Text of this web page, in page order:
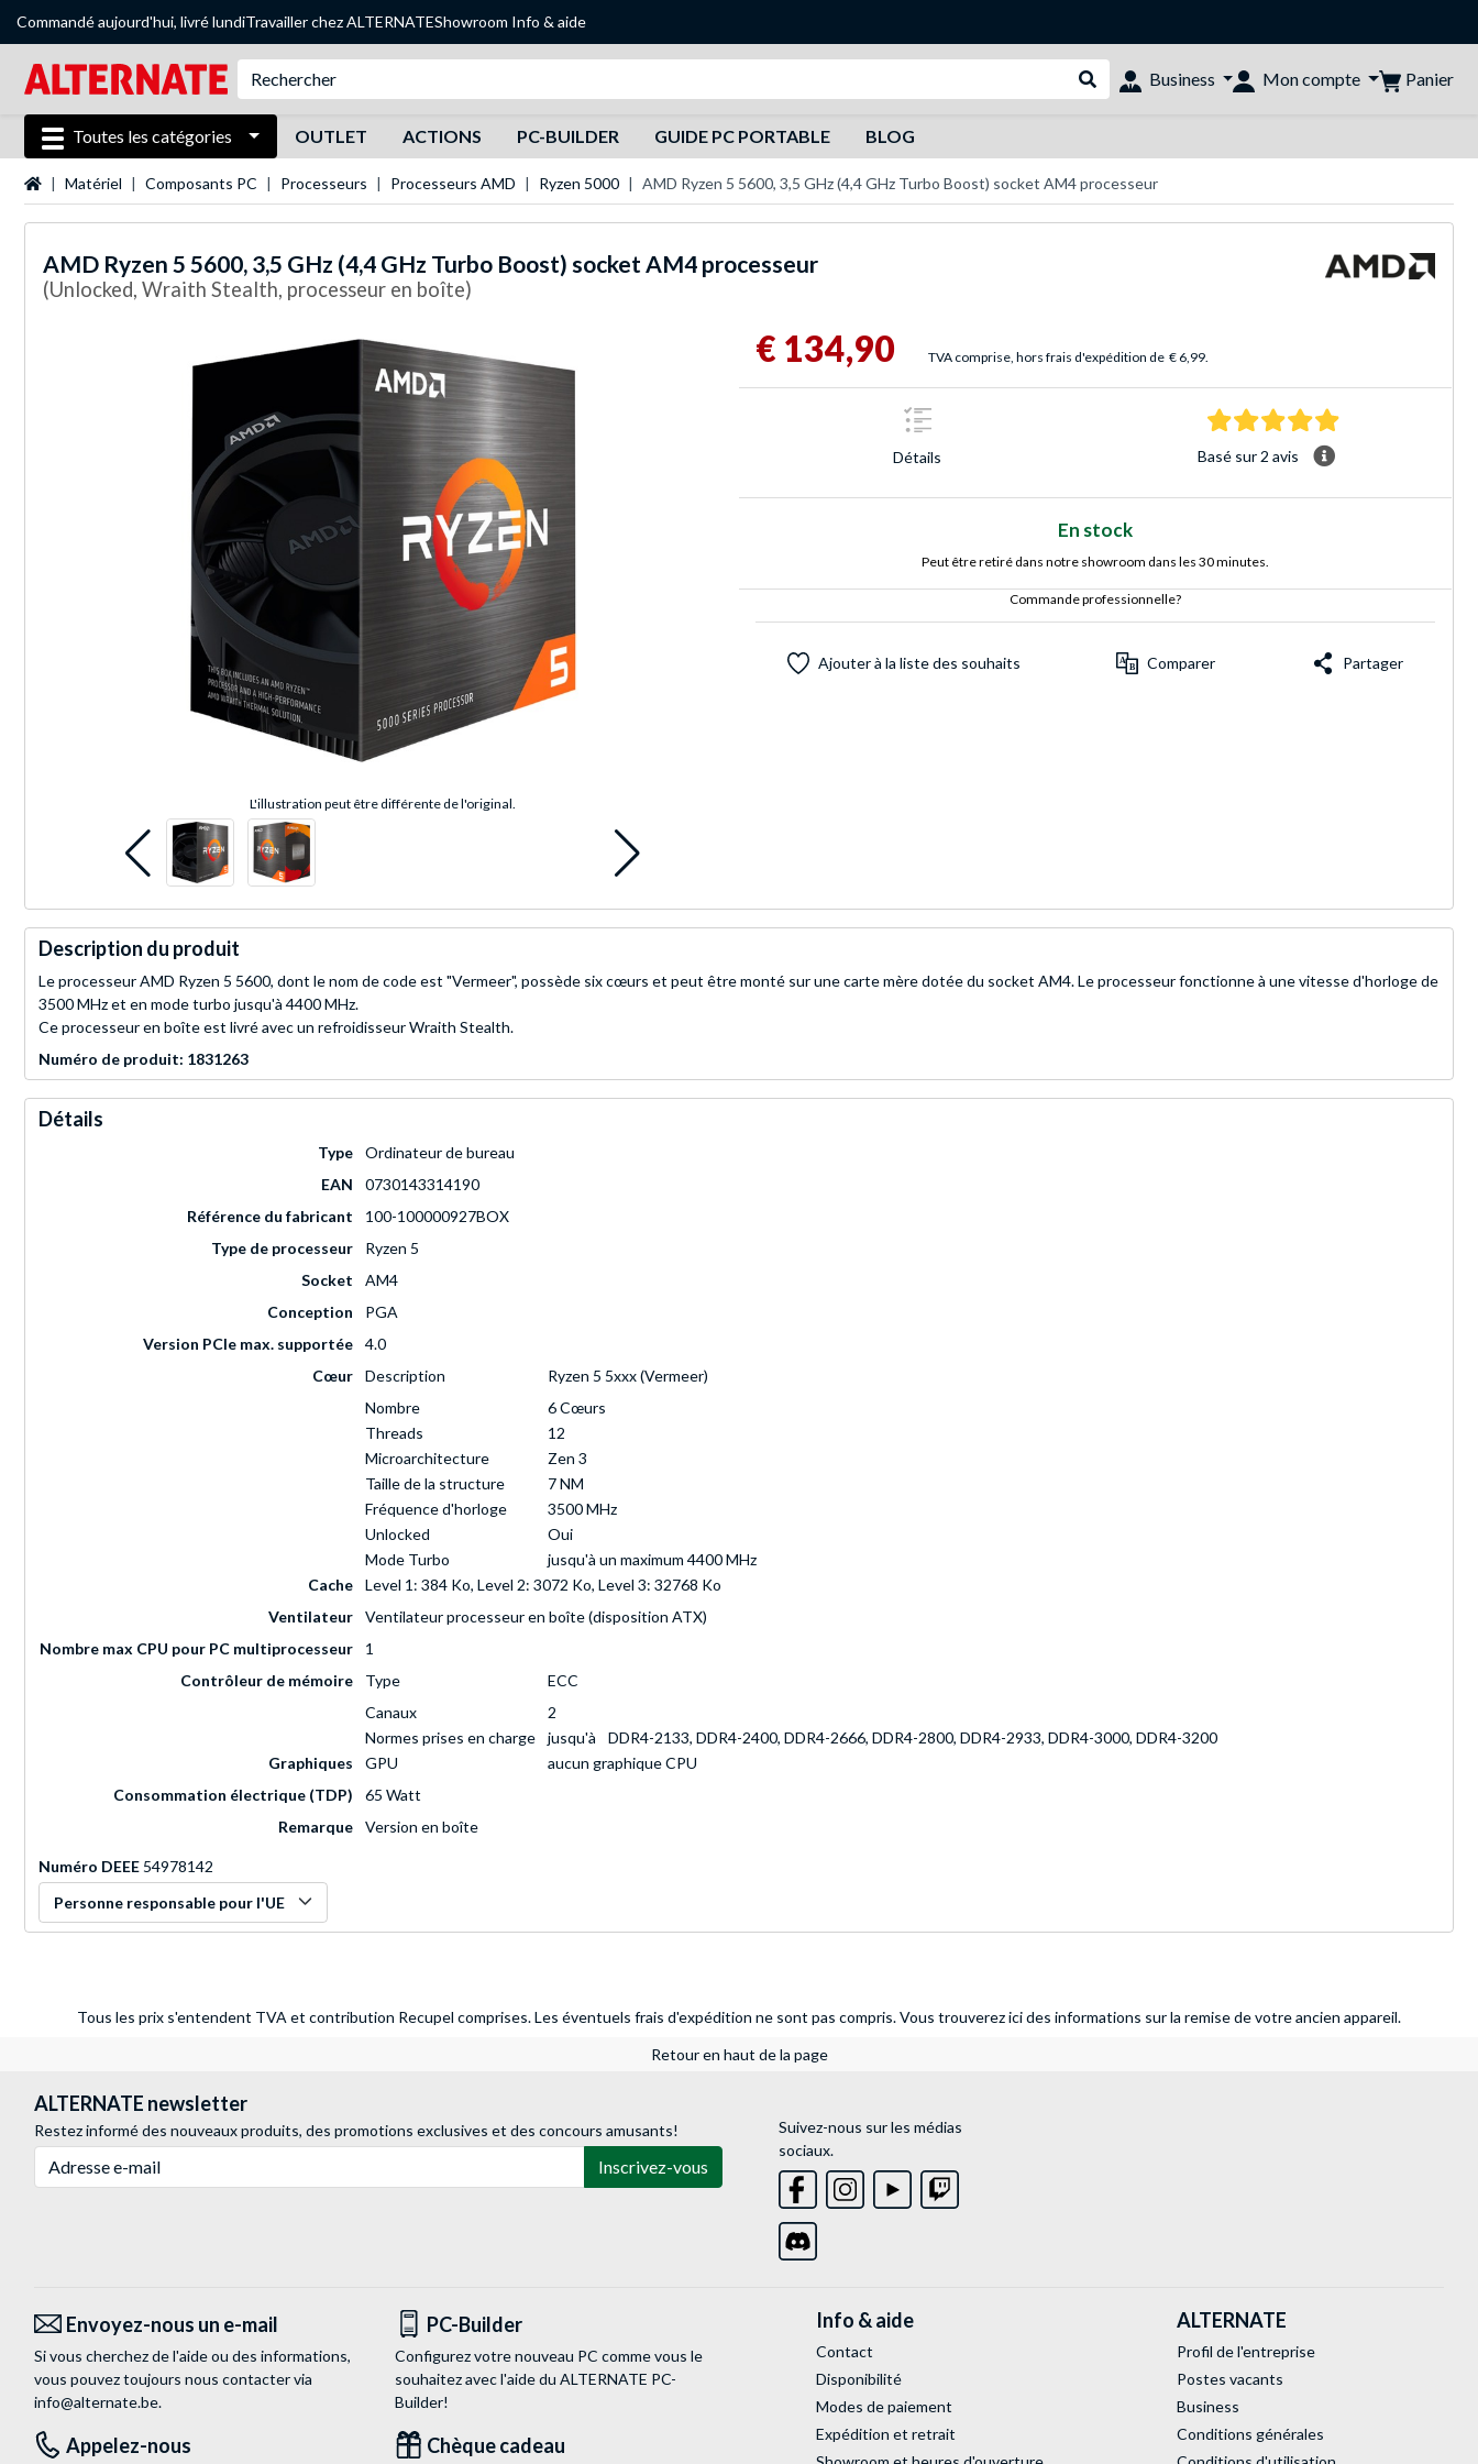
Commandé aujourd'hui, livré lundiTravailler chez ALTERNATEShowroom Info & aide
Rechercher dans le shop
Business Mon compte Panier
Toutes les catégories OUTLET ACTIONS PC-BUILDER GUIDE PC PORTABLE BLOG
Page d'accueil
Matériel Composants PC Processeurs Processeurs AMD Ryzen 5000 AMD Ryzen 5 5600, 3,5 GHz (4,4 GHz Turbo Boost) socket AM4 processeur
AMD Ryzen 5 5600, 3,5 GHz (4,4 GHz Turbo Boost) socket AM4 processeur
(Unlocked, Wraith Stealth, processeur en boîte)
L'illustration peut être différente de l'original.
€ 134,90 TVA comprise, hors frais d'expédition de € 6,99.
Détails
5.0 Étoiles Basé sur
Basé sur 2 avis
En stock
Peut être retiré dans notre showroom dans les 30 minutes.
Commande professionnelle?
Ajouter à la liste des souhaits Comparer Partager
Description du produit
Le processeur AMD Ryzen 5 5600, dont le nom de code est "Vermeer", possède six cœurs et peut être monté sur une carte mère dotée du socket AM4. Le processeur fonctionne à une vitesse d'horloge de
3500 MHz et en mode turbo jusqu'à 4400 MHz.
Ce processeur en boîte est livré avec un refroidisseur Wraith Stealth.
Numéro de produit: 1831263
Détails
Type
Ordinateur de bureau
EAN
0730143314190
Référence du fabricant
100-100000927BOX
Type de processeur
Ryzen 5
Socket
AM4
Conception
PGA
Version PCIe max. supportée
4.0
Cœur
Description
Ryzen 5 5xxx (Vermeer)
Nombre
6 Cœurs
Threads
12
Microarchitecture
Zen 3
Taille de la structure
7 NM
Fréquence d'horloge
3500 MHz
Unlocked
Oui
Mode Turbo
jusqu'à un maximum 4400 MHz
Cache
Level 1: 384 Ko, Level 2: 3072 Ko, Level 3: 32768 Ko
Ventilateur
Ventilateur processeur en boîte (disposition ATX)
Nombre max CPU pour PC multiprocesseur
1
Contrôleur de mémoire
Type
ECC
Canaux
2
Normes prises en charge
jusqu'à
DDR4-2133, DDR4-2400, DDR4-2666, DDR4-2800, DDR4-2933, DDR4-3000, DDR4-3200
Graphiques
GPU
aucun graphique CPU
Consommation électrique (TDP)
65 Watt
Remarque
Version en boîte
Numéro DEEE 54978142
Personne responsable pour l'UE
Tous les prix s'entendent TVA et contribution Recupel comprises. Les éventuels frais d'expédition ne sont pas compris.Vous trouverez ici des informations sur la remise de votre ancien appareil.
Retour en haut de la page
ALTERNATE newsletter
Restez informé des nouveaux produits, des promotions exclusives et des concours amusants!
Inscrivez-vous
Suivez-nous sur les médias
sociaux.
Envoyez-nous un e-mail
Si vous cherchez de l'aide ou des informations,
vous pouvez toujours nous contacter via
info@alternate.be.
PC-Builder
Configurez votre nouveau PC comme vous le
souhaitez avec l'aide du ALTERNATE PC-
Builder!
Appelez-nous Chèque cadeau
Info & aide
Contact
Disponibilité
Modes de paiement
Expédition et retrait
ALTERNATE
Profil de l'entreprise
Postes vacants
Business
Conditions générales